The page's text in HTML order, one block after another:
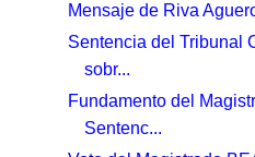
Mensaje de Riva
Sentencia del Tribunal
sobr...
Fundamento del
Sentenc...